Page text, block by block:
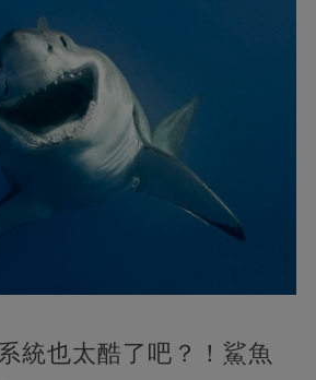
統也太酷了吧？！鯊魚